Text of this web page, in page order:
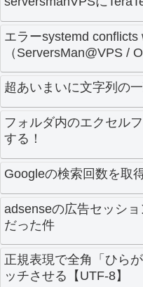
エラーsystemd
（ServersMan@VPS /
超あいまいに文字列の
フォルダ内のエクセル
する！
Googleの検索回数を取
adsenseの広告セッシ
だった件
正規表現で全角「ひら
ッチさせる【UTF-8】